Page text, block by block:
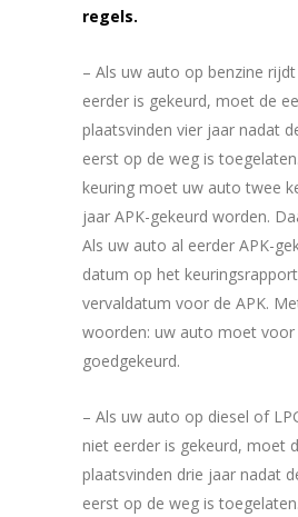
regels.
– Als uw auto op benzine
eerder is gekeurd, moet de
plaatsvinden vier jaar nadat
eerst op de weg is
keuring moet uw auto twee
jaar APK-gekeurd worden.
Als uw auto al eerder APK-
datum op het
vervaldatum voor de APK.
woorden: uw auto moet voor
goedgekeurd.
– Als uw auto op diesel of
niet eerder is gekeurd, moet
plaatsvinden drie jaar nadat
eerst op de weg is